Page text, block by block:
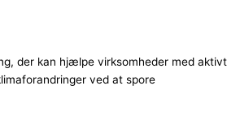
der kan hjælpe virksomheder med aktivt
ved at spore